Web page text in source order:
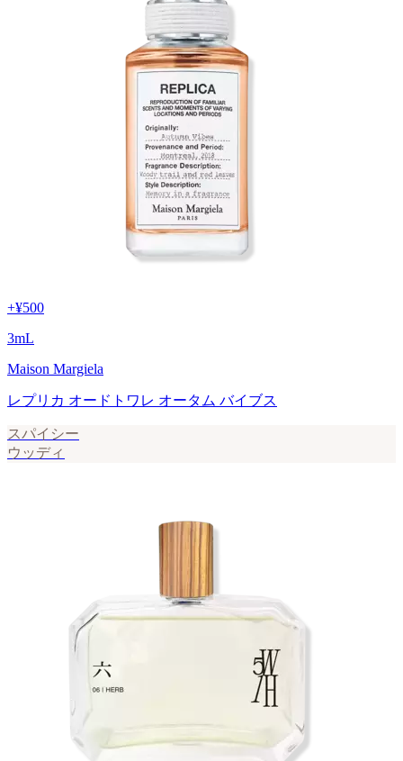
+¥500
3mL
Maison Margiela
レプリカ オードトワレ オータム バイブス
スパイシー
ウッディ